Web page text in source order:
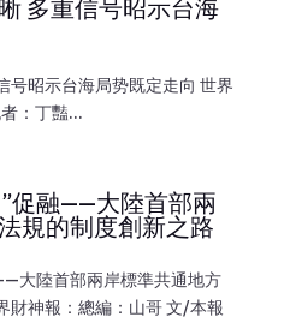
多重信号昭示台海
号昭示台海局势既定走向 世界
：丁豔...
”促融——大陸首部兩
規的制度創新之路
大陸首部兩岸標準共通地方
財神報：總編：山哥 文/本報